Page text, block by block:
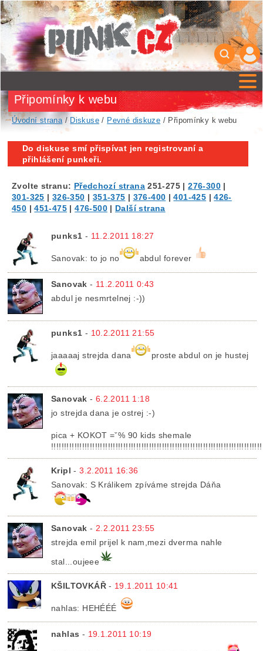
Připomínky k webu
Úvodní strana/ Diskuse / Pevné diskuze / Připomínky k webu
Do diskuse smí přispívat jen registrovaní a
přihlášení punkeři.
Zvolte stranu: Předchozí strana 251-275 |276-300|
301-325 | 326-350 | 351-375 | 376-400 |401-425 |426-
450 |451-475 |476-500| Další strana
punks1 - 11.2.2011 18:27
Sanovak: to jo no abdul forever
Sanovak - 11.2.2011 0:43
abdul je nesmrtelnej :-))
punks1 - 10.2.2011 21:55
jaaaaaj strejda dana proste abdul on je hustej
Sanovak - 6.2.2011 1:18
jo strejda dana je ostrej :-)
pica + KOKOT =ˇ% 90 kids shemale
Kripl -3.2.2011 16:36
Sanovak: S Králikem zpíváme strejda Dáňa
Sanovak - 2.2.2011 23:55
strejda emil prijel k nam,mezi dverma nahle
stal...oujeee
KŠILTOVKÁŘ- 19.1.2011 10:41
nahlas: HEHÉÉÉ
nahlas - 19.1.2011 10:19